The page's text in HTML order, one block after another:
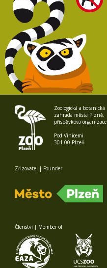
Zoologická a botanická
zahrada města Plzně,
příspěvková organizace
Pod Vinicemi
301 00 Plzeň
Zřizovatel | Founder
Členství | Member of